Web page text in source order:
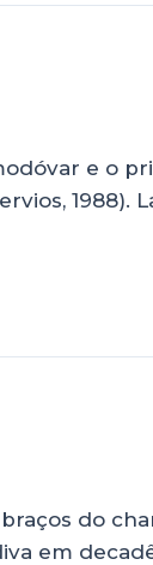
e o
1988).
do
em